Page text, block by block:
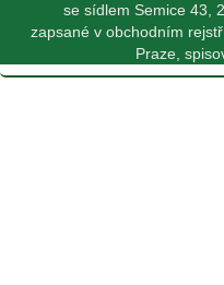
se sídlem Semice 43,
zapsané v obchodním
Praze,